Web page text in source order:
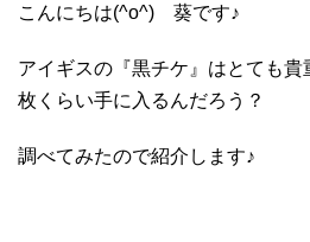
こんにちは(^o^) 葵です♪
アイギスの『黒チケ』はとても
枚くらい手に入るんだろう？
調べてみたので紹介します♪